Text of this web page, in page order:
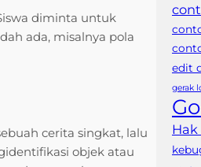
diminta untuk
ada, misalnya pola
cerita singkat, lalu
objek atau
edit
gerak